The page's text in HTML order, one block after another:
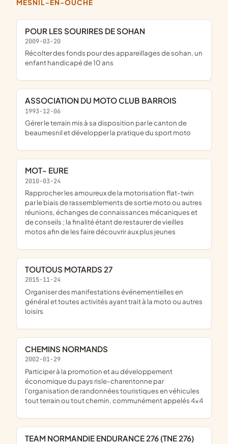
MESNIL-EN-OUCHE
POUR LES SOURIRES DE SOHAN
2009-03-20
récolter des fonds pour des appareillages de sohan, un
enfant handicapé de 10 ans
ASSOCIATION DU MOTO CLUB BARROIS
1993-12-06
gérer le terrain mis à sa disposition par le canton de
beaumesnil et développer la pratique du sport moto
MOT- EURE
2010-03-24
rapprocher les amoureux de la motorisation flat-twin
par le biais de rassemblements de sortie moto ou autres
réunions, échanges de connaissances mécaniques et
de conseils ; la finalité étant de restaurer de vieilles
motos afin de les faire découvrir aux plus jeunes
TOUTOUS MOTARDS 27
2015-11-24
organiser des manifestations événementielles en
général et toutes activités ayant trait à la moto ou autres
loisirs
CHEMINS NORMANDS
2002-01-29
participer à la promotion et au développement
économique du pays risle-charentonne par
l'organisation de randonnées touristiques en véhicules
tout terrain ou tout chemin, communément appelés 4x4
TEAM NORMANDIE ENDURANCE 276 (TNE 276)